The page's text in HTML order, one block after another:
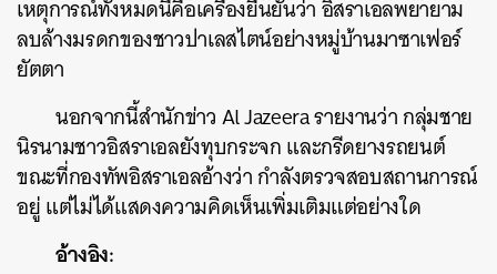
เหตุการณ์ทั้งหมดนี้คือเครื่องยืนยันว่า อิสราเอลพยายาม
ลบล้างมรดกของชาวปาเลสไตน์อย่างหมู่บ้านมาซาเฟอร์
ยัตตา
นอกจากนี้สำนักข่าว Al Jazeera รายงานว่า กลุ่มชาย
นิรนามชาวอิสราเอลยังทุบกระจก และกรีดยางรถยนต์
ขณะที่กองทัพอิสราเอลอ้างว่า กำลังตรวจสอบสถานการณ์
อยู่ แต่ไม่ได้แสดงความคิดเห็นเพิ่มเติมแต่อย่างใด
อ้างอิง:
ค้นหา
SHARE TWEET EMAIL